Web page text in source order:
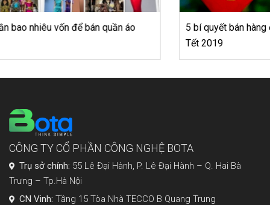
5 bí quyết bán hàng đơn giản thu hút khách hàng cho dịp
CÔNG TY CỔ PHẦN CÔNG NGHỆ BOTA
Trụ sở chính: 55 Lê Đại Hành, P. Lê Đại Hành – Q. Hai Bà
Trưng – Tp.Hà Nội
CN Vinh: Tầng 15 Tòa Nhà TECCO B Quang Trung